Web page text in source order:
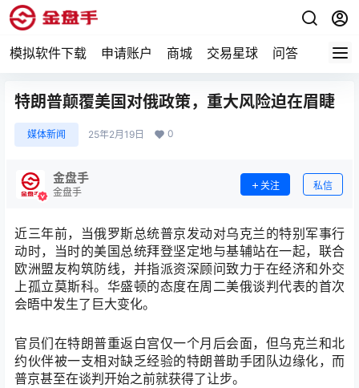
模拟软件下载 申请账户 商城 交易星球 问答 专题
特朗普颠覆美国对俄政策，重大风险迫在眉睫
媒体新闻 25年2月19日 0
金盘手
金盘手
关注 私信
近三年前，当俄罗斯总统普京发动对乌克兰的特别军事行
动时，当时的美国总统拜登坚定地与基辅站在一起，联合
欧洲盟友构筑防线，并指派资深顾问致力于在经济和外交
上孤立莫斯科。华盛顿的态度在周二美俄谈判代表的首次
会晤中发生了巨大变化。
官员们在特朗普重返白宫仅一个月后会面，但乌克兰和北
约伙伴被一支相对缺乏经验的特朗普助手团队边缘化，而
普京甚至在谈判开始之前就获得了让步。